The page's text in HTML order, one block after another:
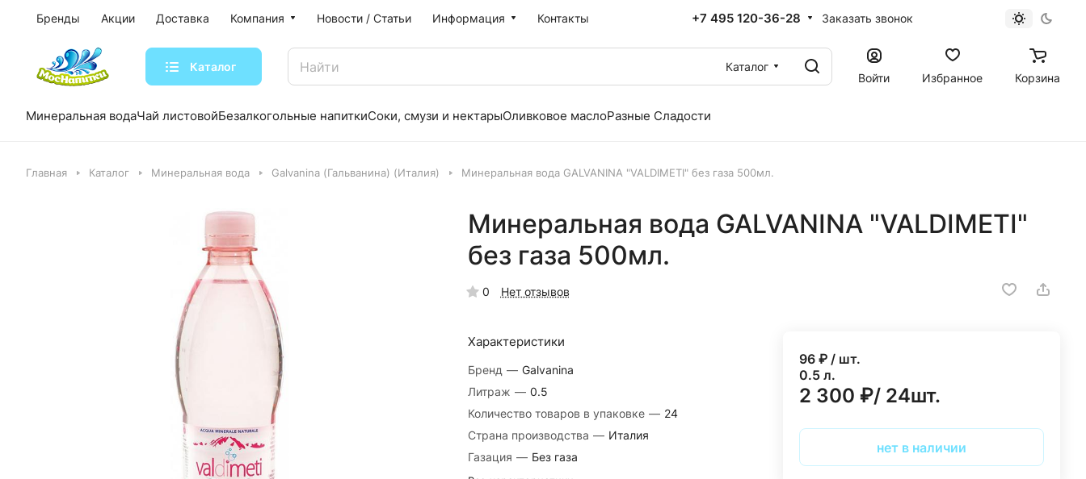
Бренды Акции Доставка Компания Новости / Статьи Информация Контакты +7 495 120-36-28 Заказать звонок
Каталог
Каталог
Войти
Избранное Корзина
Минеральная водаЧай листовойБезалкогольные напиткиСоки, смузи и нектарыОливковое маслоРазные Сладости
Главная Каталог Минеральная вода Galvanina (Гальванина) (Италия) Минеральная вода GALVANINA "VALDIMETI" без газа 500мл.
Минеральная вода GALVANINA "VALDIMETI"
без газа 500мл.
0 Нет отзывов
Характеристики
Бренд — Galvanina
Литраж — 0.5
Количество товаров в упаковке — 24
Страна производства — Италия
Газация — Без газа
96 ₽ / шт.
0.5 л.
2 300 ₽/ 24шт.
нет в наличии